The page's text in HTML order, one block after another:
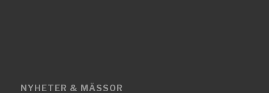
NYHETER & MÄSSOR